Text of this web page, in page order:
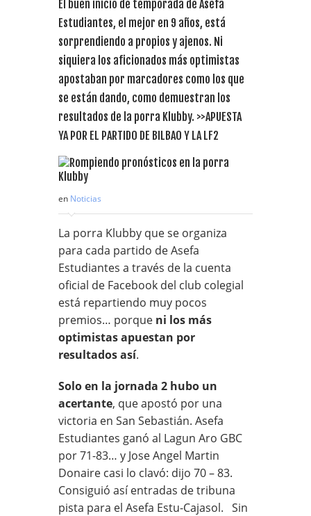
El buen inicio de temporada de Asefa
Estudiantes, el mejor en 9 años, está
sorprendiendo a propios y ajenos. Ni
siquiera los aficionados más optimistas
apostaban por marcadores como los que
se están dando, como demuestran los
resultados de la porra Klubby. >>APUESTA
YA POR EL PARTIDO DE BILBAO Y LA LF2
en Noticias
La porra Klubby que se organiza
para cada partido de Asefa
Estudiantes a través de la cuenta
oficial de Facebook del club colegial
está repartiendo muy pocos
premios… porque ni los más
optimistas apuestan por
resultados así.
Solo en la jornada 2 hubo un
acertante, que apostó por una
victoria en San Sebastián. Asefa
Estudiantes ganó al Lagun Aro GBC
por 71-83… y Jose Angel Martin
Donaire casi lo clavó: dijo 70 – 83.
Consiguió así entradas de tribuna
pista para el Asefa Estu-Cajasol. Sin